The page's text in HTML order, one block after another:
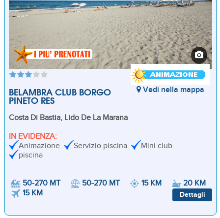
BELAMBRA CLUB BORGO
PINETO RES
Vedi nella mappa
Costa Di Bastia, Lido De La Marana
IN EVIDENZA:
Animazione
Servizio piscina
Mini club
piscina
50-270 MT 50-270 MT 15 KM
20 KM
15 KM
Dettagli